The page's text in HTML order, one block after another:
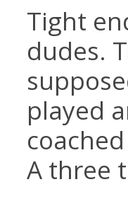
Tight
dudes.
played
A three